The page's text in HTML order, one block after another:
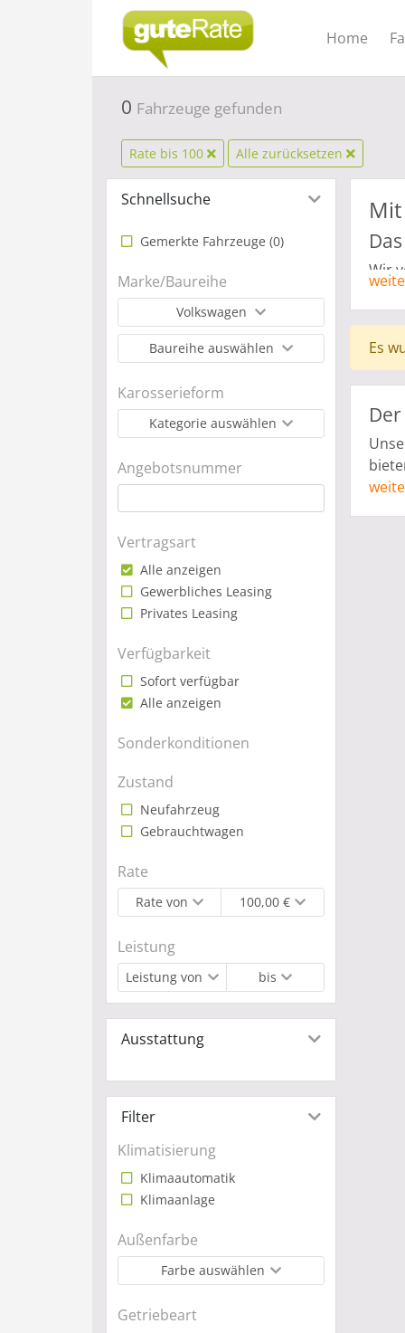
Home
0 Fahrzeuge gefunden
Rate bis 100 Alle zurücksetzen
Schnellsuche
Gemerkte Fahrzeuge (0)
Marke/Baureihe
Volkswagen
Baureihe auswählen
Karosserieform
Kategorie auswählen
Angebotsnummer
Vertragsart
Alle anzeigen
Gewerbliches Leasing
Privates Leasing
Verfügbarkeit
Sofort verfügbar
Alle anzeigen
Sonderkonditionen
Zustand
Neufahrzeug
Gebrauchtwagen
Rate
Rate von 100,00 €
Leistung
Leistung von bis
Ausstattung
Filter
Klimatisierung
Klimaautomatik
Klimaanlage
Außenfarbe
Farbe auswählen
Getriebeart
Wir
In
Es
an